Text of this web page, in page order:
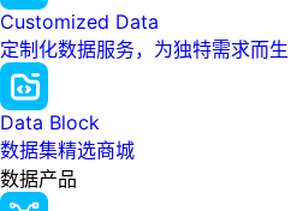
Customized Data
定制化数据服务，为独特需求而生
Data Block
数据集精选商城
数据产品